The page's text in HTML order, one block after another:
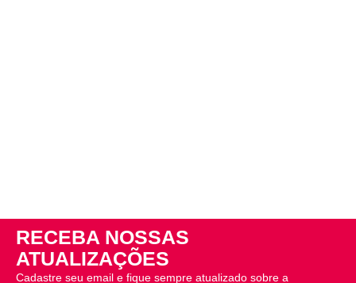
RECEBA NOSSAS
ATUALIZAÇÕES
Cadastre seu email e fique sempre atualizado sobre a